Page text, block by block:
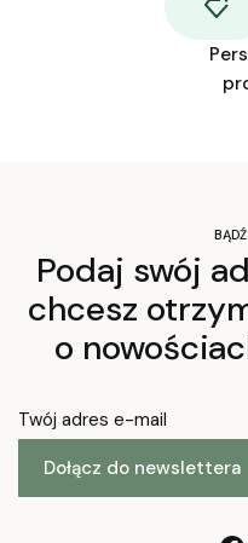
Podaj swój
chcesz
o
Twój adres e-mail
Dołącz do newslettera